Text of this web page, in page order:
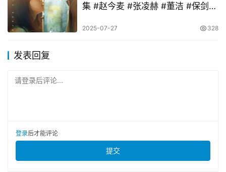
集 #赵今麦 #张凌赫 #董洁 #保剑锋
2025-07-27 328
发表回复
请登录后评论...
登录后才能评论
提交